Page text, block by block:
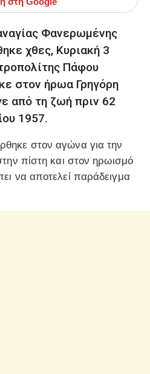
Φανερωμένης
χθες, Κυριακή 3
Πάφου
στον ήρωα Γρηγόρη
από τη ζωή πριν 62
1957.
στον αγώνα για την
πίστη και στον ηρωισμό
να αποτελεί παράδειγμα